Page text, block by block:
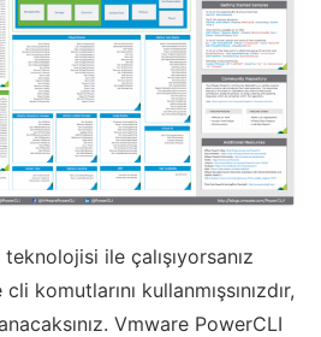
ile çalışıyorsanız
komutlarını kullanmışsınızdır,
Vmware PowerCLI